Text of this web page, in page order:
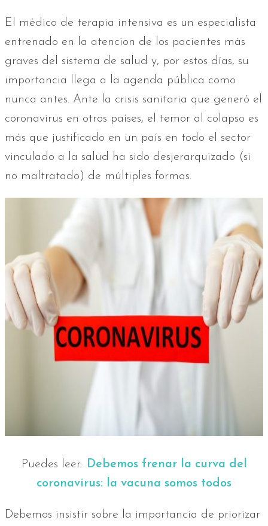
El médico de terapia intensiva es un especialista
entrenado en la atencion de los pacientes más
graves del sistema de salud y, por estos días, su
importancia llega a la agenda pública como
nunca antes. Ante la crisis sanitaria que generó el
coronavirus en otros países, el temor al colapso es
más que justificado en un país en todo el sector
vinculado a la salud ha sido desjerarquizado (si
no maltratado) de múltiples formas.
Puedes leer: Debemos frenar la curva del
coronavirus: la vacuna somos todos
Debemos insistir sobre la importancia de priorizar